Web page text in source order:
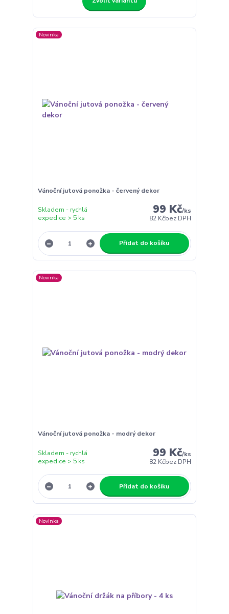
Novinka
Vánoční jutová ponožka - červený dekor
99 Kč/ks
82 Kčbez DPH
Skladem - rychlá
expedice > 5 ks
Přidat do košíku
Novinka
Vánoční jutová ponožka - modrý dekor
99 Kč/ks
82 Kčbez DPH
Skladem - rychlá
expedice > 5 ks
Přidat do košíku
Novinka